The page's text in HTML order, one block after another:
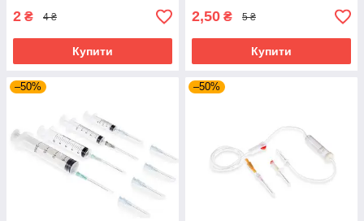
2 ₴ 4 ₴
Купити
2,50 ₴ 5 ₴
Купити
–50% –50%